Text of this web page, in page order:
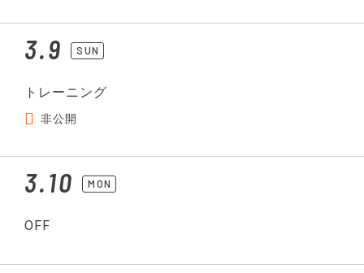
3.9 SUN
トレーニング
非公開
3.10 MON
OFF